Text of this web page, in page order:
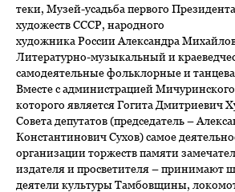
теки, Музей-усадьба первого
художеств СССР, народного
художника России Александра
Литературно-музыкальный и
самодеятельные фольклорные и
Вместе с администрацией Мичуринского
которого является Гогита Дмитриевич
Совета депутатов (председатель –
Константинович Сухов) самое
организации торжеств памяти
издателя и просветителя – принимают
деятели культуры Тамбовщины,